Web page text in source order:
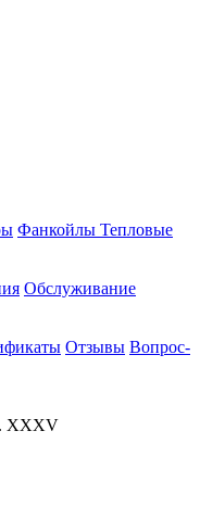
Фанкойлы Тепловые
Обслуживание
Отзывы Вопрос-
XXXV